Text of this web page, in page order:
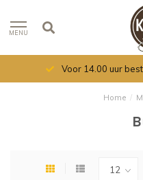
MENU
Voor 14.00 uur
Home /